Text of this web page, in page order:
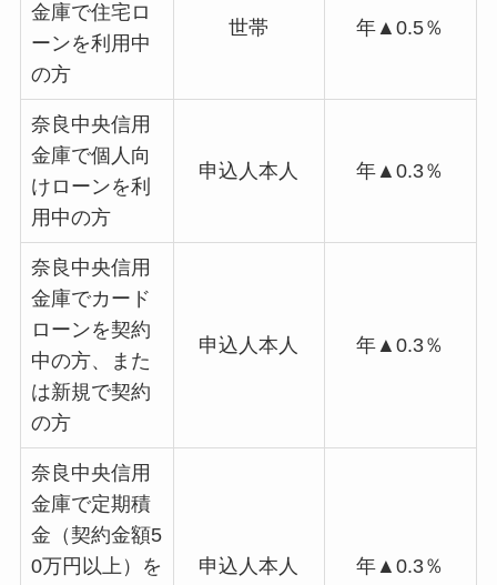
金庫で住宅ロ
ーンを利用中
の方
世帯 年▲0.5％
奈良中央信用
金庫で個人向
けローンを利
用中の方
申込人本人 年▲0.3％
奈良中央信用
金庫でカード
ローンを契約
中の方、また
は新規で契約
の方
申込人本人 年▲0.3％
奈良中央信用
金庫で定期積
金（契約金額5
0万円以上）を
申込人本人 年▲0.3％